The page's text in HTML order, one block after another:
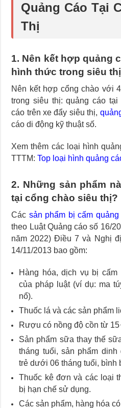
Quảng Cáo Tại
Thị
1. Nên kết hợp quảng
hình thức trong siêu
Nên kết hợp cổng chào với
trong siêu thị: quảng cáo tại
cáo trên xe đẩy siêu thị,
cáo di động kỹ thuật số.
Xem thêm các loại hình
TTTM:Top loại hình quảng
2. Những sản phẩm
tại cổng chào siêu thị?
Các sản phẩm bị cấm quảng
theo Luật Quảng cáo số 16/
năm 2022) Điều 7 và Nghị
14/11/2013 bao gồm:
Hàng hóa, dịch vụ bị
của pháp luật (ví dụ: ma
nổ).
Thuốc lá và các sản phẩm
Rượu có nồng độ cồn từ
Sản phẩm sữa thay thế
tháng tuổi, sản phẩm
trẻ dưới 06 tháng tuổi, bình
Thuốc kê đơn và các loại
bị hạn chế sử dụng.
Các sản phẩm, hàng hóa